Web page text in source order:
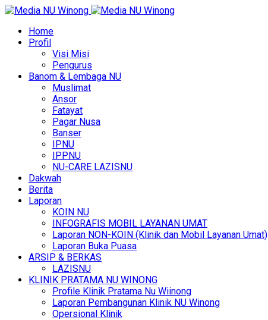
Home
Profil
Visi Misi
Pengurus
Banom & Lembaga NU
Muslimat
Ansor
Fatayat
Pagar Nusa
Banser
IPNU
IPPNU
NU-CARE LAZISNU
Dakwah
Berita
Laporan
KOIN NU
INFOGRAFIS MOBIL LAYANAN UMAT
Laporan NON-KOIN (Klinik dan Mobil Layanan Umat)
Laporan Buka Puasa
ARSIP & BERKAS
LAZISNU
KLINIK PRATAMA NU WINONG
Profile Klinik Pratama Nu Wiinong
Laporan Pembangunan Klinik NU Winong
Opersional Klinik